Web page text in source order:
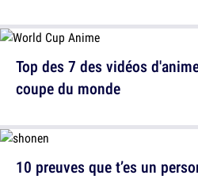
Top des 7 des vidéos
coupe du monde
10 preuves que t’es un